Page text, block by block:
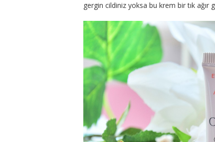
gergin cildiniz yoksa bu krem bir tık ağır